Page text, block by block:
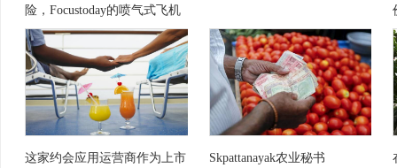
险，Focustoday的喷气式飞机
这家约会应用运营商作为上市
Skpattanayak农业秘书